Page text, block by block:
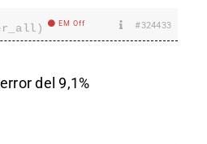
EM Off #324433
del 9,1%